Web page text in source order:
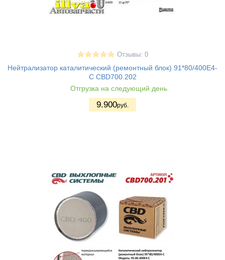
Отзывы: 0
Нейтрализатор каталитический (ремонтный блок) 91*80/400Е4-
C CBD700.202
Отгрузка на следующий день
9.900руб.